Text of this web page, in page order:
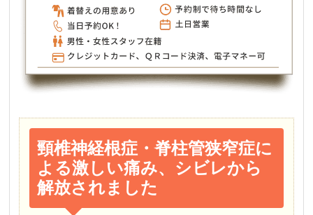
頸椎神経根症・脊柱管狭窄症に
よる激しい痛み、シビレから
解放されました